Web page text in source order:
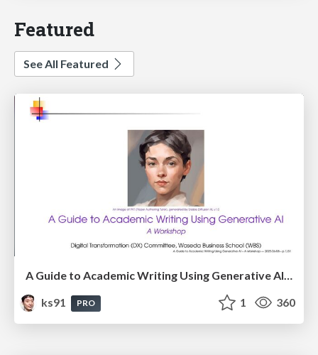
Featured
See All Featured
A Guide to Academic Writing Using Generative AI - A Workshop
ks91
PRO 1 360